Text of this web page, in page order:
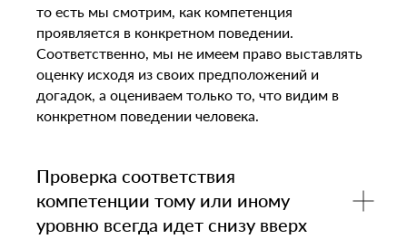
то есть мы смотрим, как компетенция
проявляется в конкретном поведении.
Соответственно, мы не имеем право выставлять
оценку исходя из своих предположений и
догадок, а оцениваем только то, что видим в
конкретном поведении человека.
Проверка соответствия
компетенции тому или иному
уровню всегда идет снизу вверх